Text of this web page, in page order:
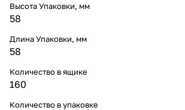
Высота Упаковки, мм
58
Длина Упаковки, мм
58
Количество в ящике
160
Количество в упаковке